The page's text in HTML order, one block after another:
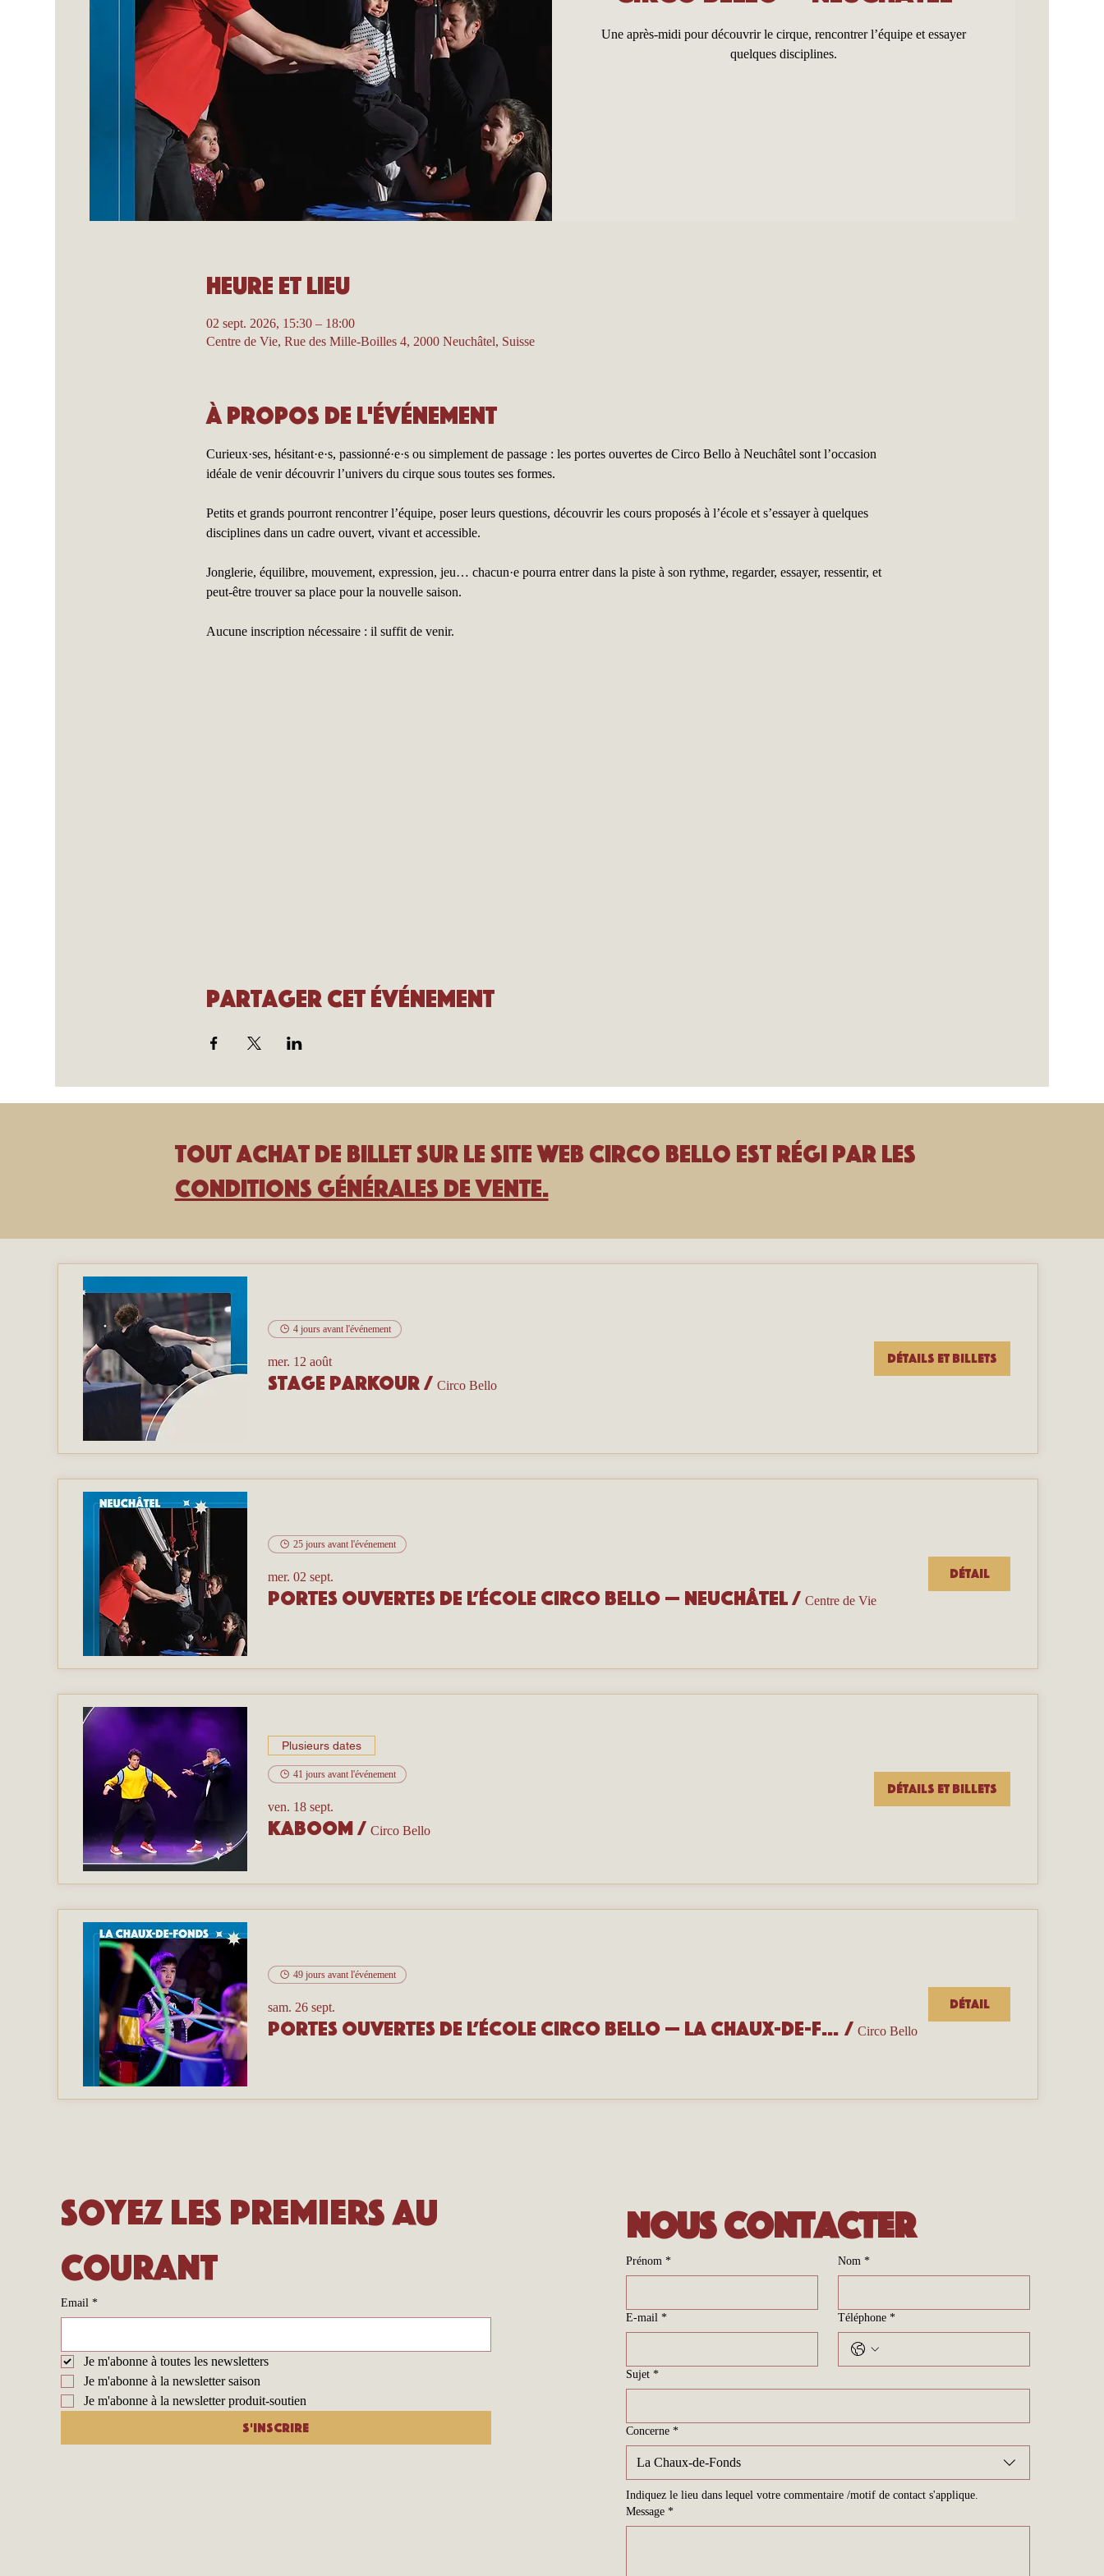
Une après-midi pour découvrir le cirque, rencontrer l’équipe et essayer
quelques disciplines.
Heure et lieu
02 sept. 2026, 15:30 – 18:00
Centre de Vie, Rue des Mille-Boilles 4, 2000 Neuchâtel, Suisse
À propos de l'événement
Curieux·ses, hésitant·e·s, passionné·e·s ou simplement de passage : les portes ouvertes de Circo Bello à Neuchâtel sont l’occasion
idéale de venir découvrir l’univers du cirque sous toutes ses formes.
Petits et grands pourront rencontrer l’équipe, poser leurs questions, découvrir les cours proposés à l’école et s’essayer à quelques
disciplines dans un cadre ouvert, vivant et accessible.
Jonglerie, équilibre, mouvement, expression, jeu… chacun·e pourra entrer dans la piste à son rythme, regarder, essayer, ressentir, et
peut-être trouver sa place pour la nouvelle saison.
Aucune inscription nécessaire : il suffit de venir.
Partager cet événement
Tout achat de billet sur le site Web Circo Bello est régi par les
Conditions générales de vente.
4 jours avant l'événement
mer. 12 août
Stage parkour/ Circo Bello
Détails et billets
25 jours avant l'événement
mer. 02 sept.
Portes ouvertes de l’école Circo Bello — Neuchâtel/ Centre de Vie
Détail
Plusieurs dates
41 jours avant l'événement
ven. 18 sept.
Kaboom/ Circo Bello
Détails et billets
49 jours avant l'événement
sam. 26 sept.
Portes ouvertes de l’école Circo Bello — La Chaux-de-Fonds /Circo Bello
Détail
Soyez les premiers au
courant
Email *
Je m'abonne à toutes les newsletters
Je m'abonne à la newsletter saison
Je m'abonne à la newsletter produit-soutien
S'inscrire
Nous contacter
Prénom * Nom *
E-mail * Téléphone *
Sujet *
Concerne *
La Chaux-de-Fonds
Indiquez le lieu dans lequel votre commentaire /motif de contact s'applique.
Message *